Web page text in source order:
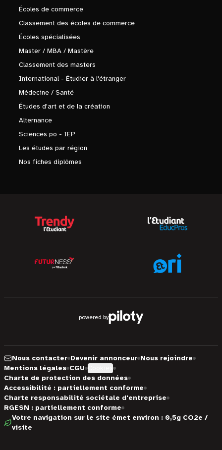
Écoles de commerce
Classement des écoles de commerce
Écoles spécialisées
Master / MBA / Mastère
Classement des masters
International - Étudier à l'étranger
Médecine / Santé
Études d'art et de la création
Alternance
Sciences po - IEP
Les études par région
Nos fiches diplômes
powered by
Nous contacter Devenir annonceur Nous rejoindre
Mentions légales CGU
Charte de protection des données
Accessibilité : partiellement conforme
Charte responsabilité sociétale d'entreprise
RGESN : partiellement conforme
Votre navigation sur le site émet environ : 0,5g CO2e /
visite